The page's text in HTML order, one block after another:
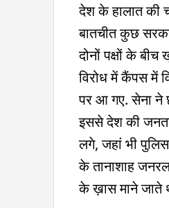
देश के हालात की
बातचीत कुछ
दोनों पक्षों के
विरोध में कैंपस में
पर आ गए. सेना ने
इससे देश की
लगे, जहां भी
के तानाशाह
के ख़ास माने जाते